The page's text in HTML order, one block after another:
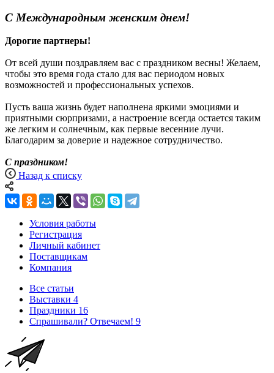
С Международным женским днем!
Дорогие партнеры!
От всей души поздравляем вас с праздником весны! Желаем,
чтобы это время года стало для вас периодом новых
возможностей и профессиональных успехов.
Пусть ваша жизнь будет наполнена яркими эмоциями и
приятными сюрпризами, а настроение всегда остается таким
же легким и солнечным, как первые весенние лучи.
Благодарим за доверие и надежное сотрудничество.
С праздником!
Назад к списку
Условия работы
Регистрация
Личный кабинет
Поставщикам
Компания
Все статьи
Выставки 4
Праздники 16
Спрашивали? Отвечаем! 9